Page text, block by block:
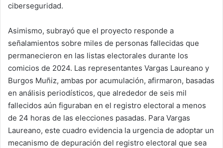
ciberseguridad.
Asimismo, subrayó que el proyecto responde a
señalamientos sobre miles de personas fallecidas que
permanecieron en las listas electorales durante los
comicios de 2024. Las representantes Vargas Laureano y
Burgos Muñiz, ambas por acumulación, afirmaron, basadas
en análisis periodísticos, que alrededor de seis mil
fallecidos aún figuraban en el registro electoral a menos
de 24 horas de las elecciones pasadas. Para Vargas
Laureano, este cuadro evidencia la urgencia de adoptar un
mecanismo de depuración del registro electoral que sea